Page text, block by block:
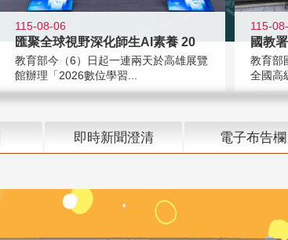
115-08-06
匯聚全球視野深化師生AI素養 20
教育部今（6）日起一連兩天於高雄展覽
館辦理「2026數位學習...
115-
教育部
全國高
即時新聞澄清 電子布告欄